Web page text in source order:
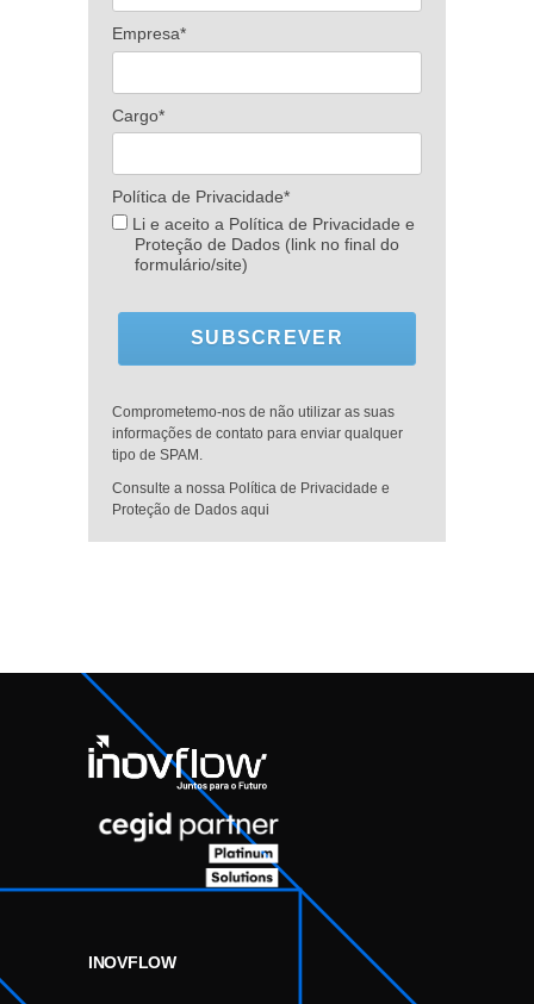
Empresa*
Cargo*
Política de Privacidade*
Li e aceito a Política de Privacidade e
Proteção de Dados (link no final do
formulário/site)
SUBSCREVER
Comprometemo-nos de não utilizar as suas
informações de contato para enviar qualquer
tipo de SPAM.
Consulte a nossa Política de Privacidade e
Proteção de Dados aqui
INOVFLOW